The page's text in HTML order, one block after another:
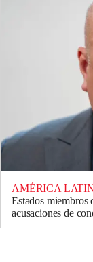
AMÉRICA
Estados miembros
acusaciones de